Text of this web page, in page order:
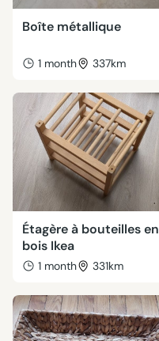
Boîte métallique
1 month 337km
Étagère à bouteilles en
bois Ikea
1 month 331km